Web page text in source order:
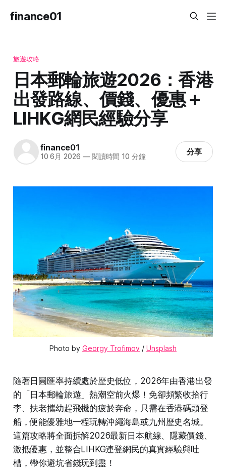
finance01
旅遊攻略
日本郵輪旅遊2026：香港
出發路線、價錢、優惠＋
LIHKG網民經驗分享
finance01
10 6月 2026 —閱讀時間 10 分鐘 分享
Photo by Georgy Trofimov / Unsplash
隨著日圓匯率持續處於歷史低位，2026年由香港出發
的「日本郵輪旅遊」熱潮空前火爆！免卻頻繁收拾行
李、扶老攜幼趕飛機的疲於奔命，只需在香港碼頭登
船，便能優雅地一程玩轉沖繩海島或九州歷史名城。
這篇攻略將全面拆解2026最新日本航線、隱藏價錢、
激抵優惠，並整合LIHKG連登網民的真實經驗與吐
槽，帶你避坑省錢玩到盡！